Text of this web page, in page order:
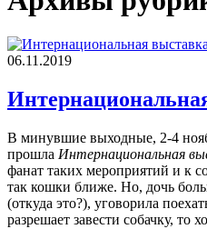
06.11.2019
В минувшие выходные, 2-4
прошла Интернациональная
фанат таких мероприятий и к
так кошки ближе. Но, дочь
(откуда это?), уговорила
разрешает завести собачку, то